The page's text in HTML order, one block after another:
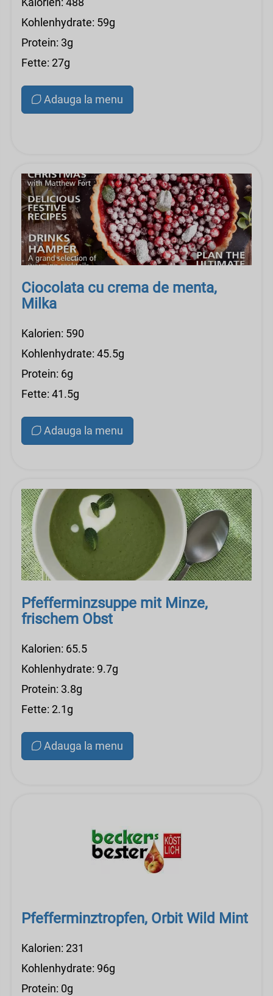
Kohlenhydrate: 59g
Protein: 3g
Fette: 27g
Adauga la menu
Ciocolata cu crema de menta,
Milka
Kalorien: 590
Kohlenhydrate: 45.5g
Protein: 6g
Fette: 41.5g
Adauga la menu
Pfefferminzsuppe mit Minze,
frischem Obst
Kalorien: 65.5
Kohlenhydrate: 9.7g
Protein: 3.8g
Fette: 2.1g
Adauga la menu
Pfefferminztropfen, Orbit Wild Mint
Kalorien: 231
Kohlenhydrate: 96g
Protein: 0g